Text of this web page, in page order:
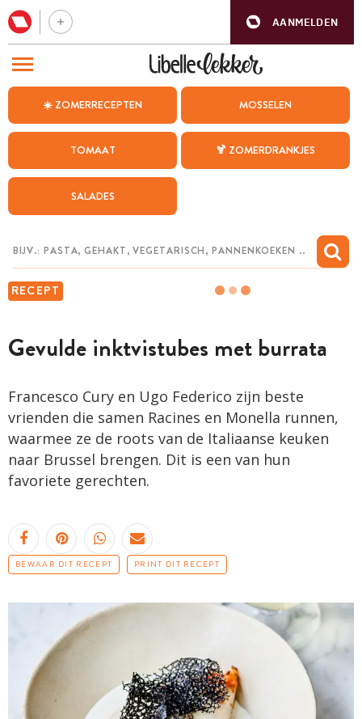
AANMELDEN
☀️ ZOMERRECEPTEN MOSSELEN
TOMAAT 🍹 ZOMERDRANKJES
SALADES
RECEPT
Gevulde inktvistubes met burrata
Francesco Cury en Ugo Federico zijn beste
vrienden die samen Racines en Monella runnen,
waarmee ze de roots van de Italiaanse keuken
naar Brussel brengen. Dit is een van hun
favoriete gerechten.
BEWAAR DIT RECEPT PRINT DIT RECEPT
BEZOEK ONZE ANDERE WEBSITES
WEEKMENU
CHAT MET MAIA
MIJN BEWAARDE RECEPTEN